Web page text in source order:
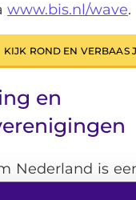
www.bis.nl/wave.
KIJK ROND EN VERBAAS
en
Nederland is